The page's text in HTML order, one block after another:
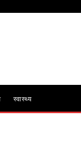
स्वास्थ्य